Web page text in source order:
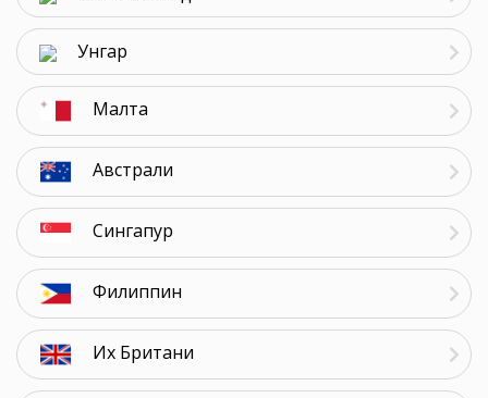
Унгар
Малта
Австрали
Сингапур
Филиппин
Их Британи